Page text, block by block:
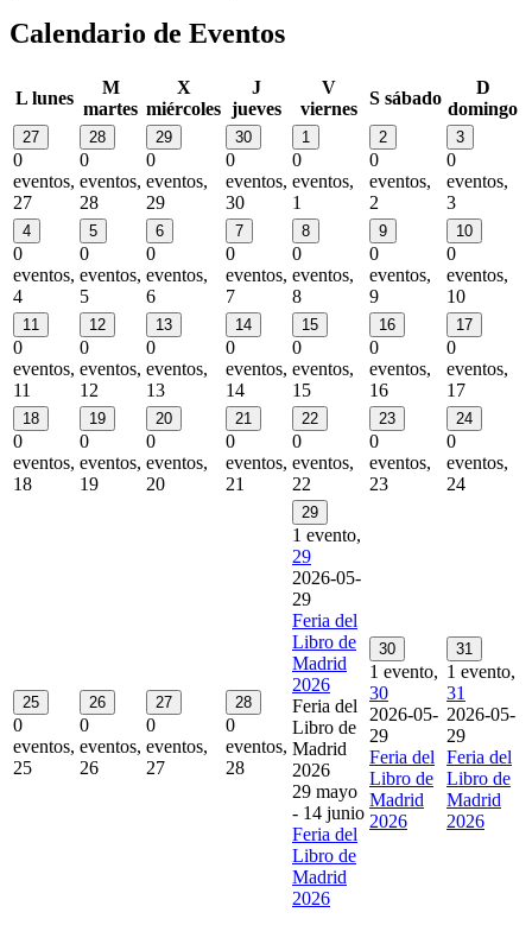
Calendario de Eventos
L lunes
M
martes
X
miércoles
J
jueves
V
viernes
S sábado
D
domingo
27
0
eventos,
27
28
0
eventos,
28
29
0
eventos,
29
30
0
eventos,
30
1
0
eventos,
1
2
0
eventos,
2
3
0
eventos,
3
4
0
eventos,
4
5
0
eventos,
5
6
0
eventos,
6
7
0
eventos,
7
8
0
eventos,
8
9
0
eventos,
9
10
0
eventos,
10
11
0
eventos,
11
12
0
eventos,
12
13
0
eventos,
13
14
0
eventos,
14
15
0
eventos,
15
16
0
eventos,
16
17
0
eventos,
17
18
0
eventos,
18
19
0
eventos,
19
20
0
eventos,
20
21
0
eventos,
21
22
0
eventos,
22
23
0
eventos,
23
24
0
eventos,
24
25
0
eventos,
25
26
0
eventos,
26
27
0
eventos,
27
28
0
eventos,
28
29
1 evento,
29
2026-05-
29
Feria del
Libro de
Madrid
2026
Feria del
Libro de
Madrid
2026
29 mayo
- 14 junio
Feria del
Libro de
Madrid
2026
30
1 evento,
30
2026-05-
29
Feria del
Libro de
Madrid
2026
31
1 evento,
31
2026-05-
29
Feria del
Libro de
Madrid
2026